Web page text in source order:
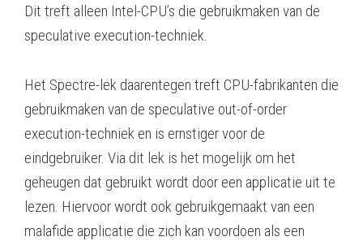
Dit treft alleen Intel-CPU’s die gebruikmaken van de
speculative execution-techniek.
Het Spectre-lek daarentegen treft CPU-fabrikanten die
gebruikmaken van de speculative out-of-order
execution-techniek en is ernstiger voor de
eindgebruiker. Via dit lek is het mogelijk om het
geheugen dat gebruikt wordt door een applicatie uit te
lezen. Hiervoor wordt ook gebruikgemaakt van een
malafide applicatie die zich kan voordoen als een